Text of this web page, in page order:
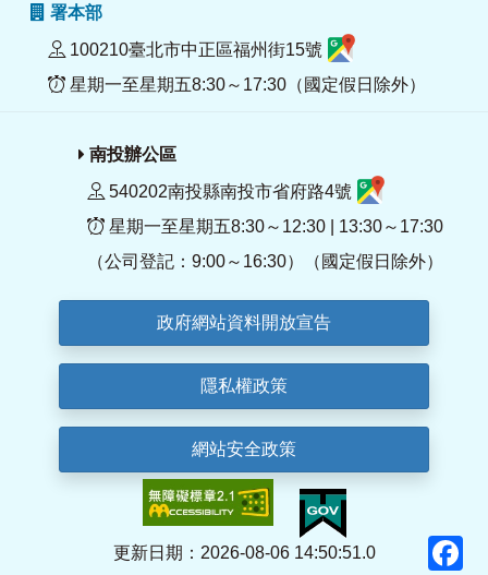
署本部
100210臺北市中正區福州街15號
星期一至星期五8:30～17:30（國定假日除外）
南投辦公區
540202南投縣南投市省府路4號
星期一至星期五8:30～12:30 | 13:30～17:30
（公司登記：9:00～16:30）（國定假日除外）
政府網站資料開放宣告
隱私權政策
網站安全政策
更新日期：2026-08-06 14:50:51.0